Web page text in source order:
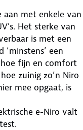
met enkele van
Het sterke van
is met een
een
fijn en comfort
zuinig zo’n Niro
mee opgaat, is
e-Niro valt